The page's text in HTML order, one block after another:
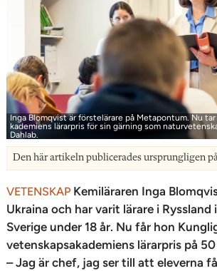
Inga Blomqvist är förstelärare på Metapontum. Nu
kademiens lärarpris för sin gärning som
Dahlab.
Den här artikeln publicerades ursprungligen
VETENSKAP Kemiläraren Inga
Ukraina och har varit lärare i Ryssland
Sverige under 18 år. Nu får hon
vetenskapsakademiens lärarpris på
– Jag är chef, jag ser till att eleverna